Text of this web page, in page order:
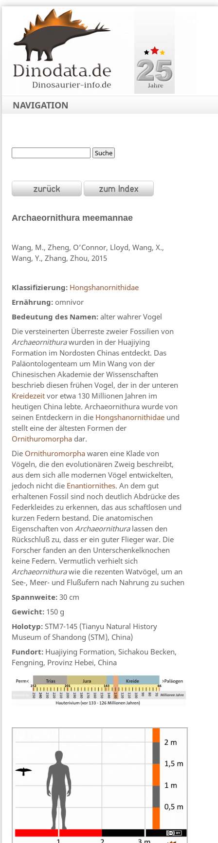
NAVIGATION
Archaeornithura meemannae
Wang, M., Zheng, O’Connor, Lloyd, Wang, X.,
Wang, Y., Zhang, Zhou, 2015
Klassifizierung: Hongshanornithidae
Ernährung: omnivor
Bedeutung des Namen: alter wahrer Vogel
Die versteinerten Überreste zweier Fossilien von
Archaeornithurawurden in der Huajiying
Formation im Nordosten Chinas entdeckt. Das
Paläontologenteam um Min Wang von der
Chinesischen Akademie der Wissenschaften
beschrieb diesen frühen Vogel, der in der unteren
Kreidezeit vor etwa 130 Millionen Jahren im
heutigen China lebte. Archaeornithura wurde von
seinen Entdeckern in die Hongshanornithidae und
stellt eine der ältesten Formen der
Ornithuromorpha dar.
Die Ornithuromorpha waren eine Klade von
Vögeln, die den evolutionären Zweig beschreibt,
aus dem sich alle modernen Vögel entwickelten,
jedoch nicht die Enantiornithes. An dem gut
erhaltenen Fossil sind noch deutlich Abdrücke des
Federkleides zu erkennen, das aus schaftlosen und
kurzen Federn bestand. Die anatomischen
Eigenschaften vonArchaeornithuralassen den
Rückschluß zu, dass er ein guter Flieger war. Die
Forscher fanden an den Unterschenkelknochen
keine Federn. Vermutlich verhielt sich
Archaeornithurawie die rezenten Watvögel, um an
See-, Meer- und Flußufern nach Nahrung zu suchen
Spannweite: 30 cm
Gewicht: 150 g
Holotyp: STM7-145 (Tianyu Natural History
Museum of Shandong (STM), China)
Fundort: Huajiying Formation, Sichakou Becken,
Fengning, Provinz Hebei, China